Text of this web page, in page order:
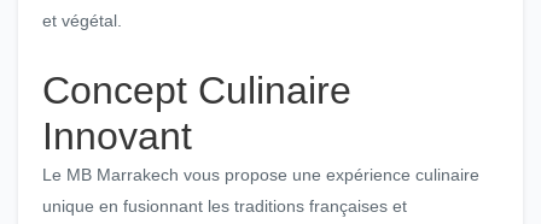
et végétal.
Concept Culinaire
Innovant
Le MB Marrakech vous propose une expérience culinaire
unique en fusionnant les traditions françaises et